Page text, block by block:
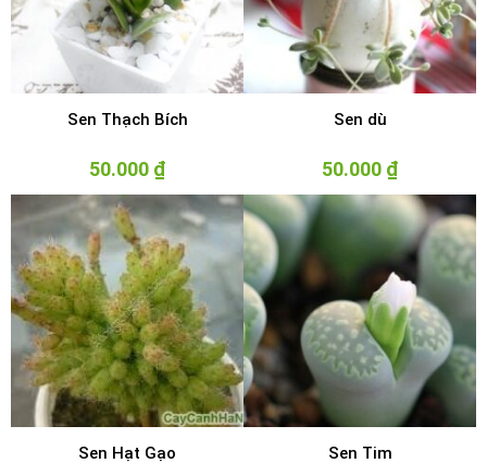
Sen Thạch Bích
50.000 ₫
Sen dù
50.000 ₫
Sen Hạt Gạo Sen Tim